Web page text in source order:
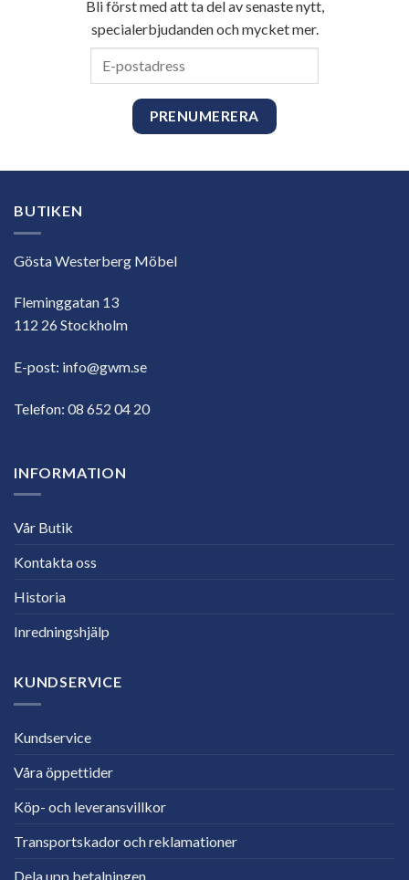
Bli först med att ta del av senaste nytt,
specialerbjudanden och mycket mer.
BUTIKEN
Gösta Westerberg Möbel
Fleminggatan 13
112 26 Stockholm
E-post: info@gwm.se
Telefon: 08 652 04 20
INFORMATION
Vår Butik
Kontakta oss
Historia
Inredningshjälp
KUNDSERVICE
Kundservice
Våra öppettider
Köp- och leveransvillkor
Transportskador och reklamationer
Dela upp betalningen